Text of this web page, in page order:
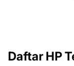
Daftar HP